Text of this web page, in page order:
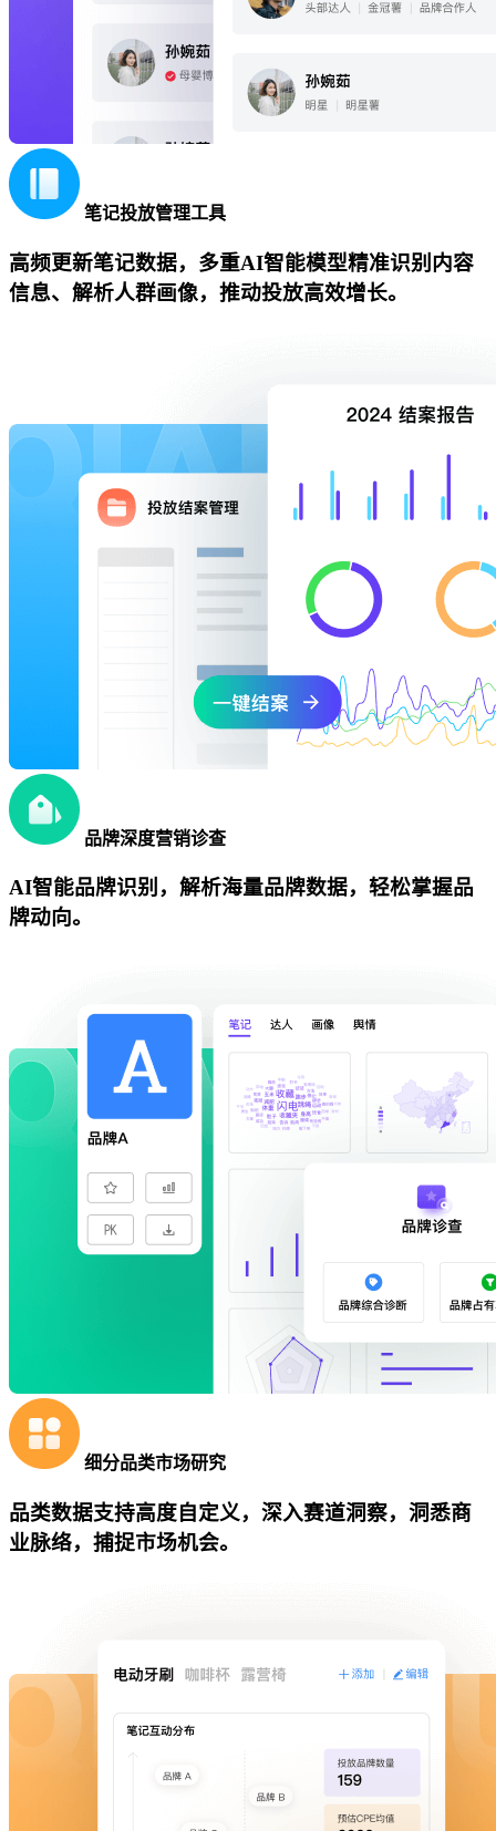
笔记投放管理工具
高频更新笔记数据，多重AI智能模型精准识别内容
信息、解析人群画像，推动投放高效增长。
品牌深度营销诊查
AI智能品牌识别，解析海量品牌数据，轻松掌握品
牌动向。
细分品类市场研究
品类数据支持高度自定义，深入赛道洞察，洞悉商
业脉络，捕捉市场机会。